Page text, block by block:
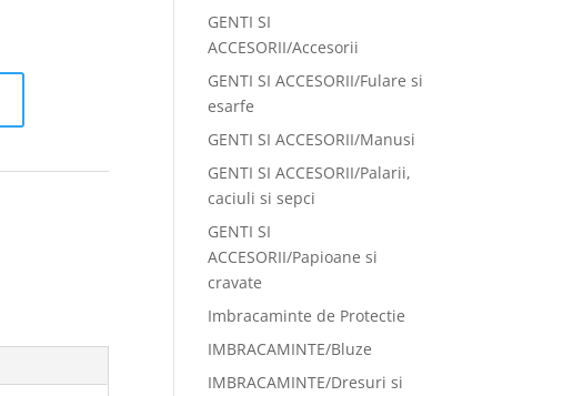
GENTI SI
ACCESORII/Accesorii
GENTI SI ACCESORII/Fulare si
esarfe
GENTI SI ACCESORII/Manusi
GENTI SI ACCESORII/Palarii,
caciuli si sepci
GENTI SI
ACCESORII/Papioane si
cravate
Imbracaminte de Protectie
IMBRACAMINTE/Bluze
IMBRACAMINTE/Dresuri si